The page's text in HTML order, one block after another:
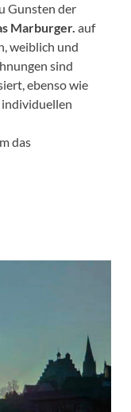
Gunsten der
Marburger. auf
weiblich und
sind
ebenso wie
individuellen
das